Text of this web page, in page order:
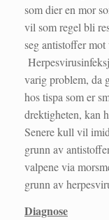
som dier en mor
vil som regel bli
seg antistoffer
varig problem, da
hos tispa som er
drektigheten, kan
Senere kull vil
grunn av
valpene via
grunn av
Diagnose